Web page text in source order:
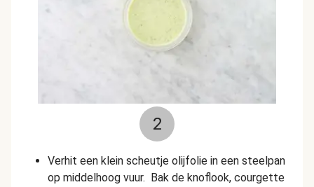
2
Verhit een klein scheutje olijfolie in een steelpan
op middelhoog vuur. Bak de knoflook, courgette